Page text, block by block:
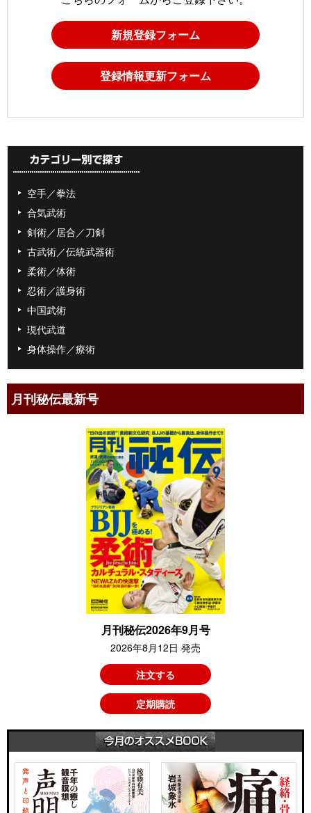
新規登録フォーム
登録情報更新フォーム
空手／拳法
合気武術
剣術／居合／刀剣
古武術／伝統武器術
柔術／体術
忍術／護身術
中国武術
現代武道
身体操作／療術
月刊秘伝最新号
月刊秘伝2026年9月号
2026年8月12日 発売
注文する
定期購読